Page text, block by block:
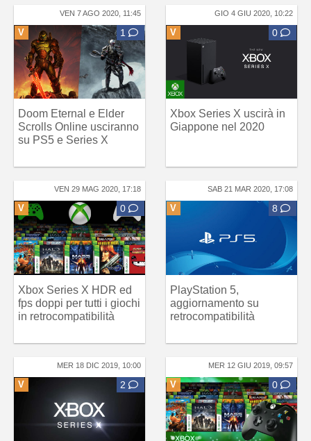
VEN 7 AGO 2020, 11:45
V 1
Doom Eternal e Elder
Scrolls Online usciranno
su PS5 e Series X
GIO 4 GIU 2020, 10:22
V 0
Xbox Series X uscirà in
Giappone nel 2020
VEN 29 MAG 2020, 17:18
V 0
Xbox Series X HDR ed
fps doppi per tutti i giochi
in retrocompatibilità
SAB 21 MAR 2020, 17:08
V 8
PlayStation 5,
aggiornamento su
retrocompatibilità
MER 18 DIC 2019, 10:00
V 2
MER 12 GIU 2019, 09:57
V 0